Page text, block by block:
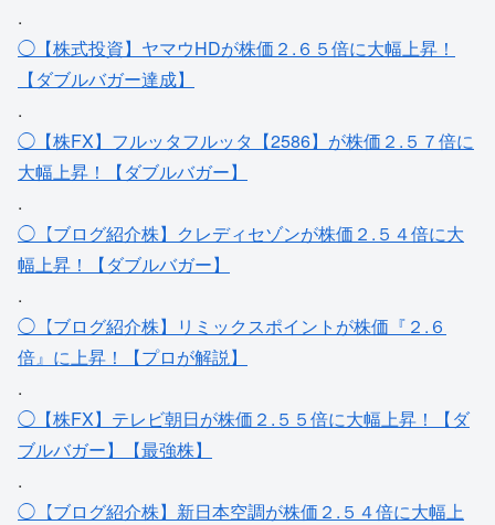
.
◯【株式投資】ヤマウHDが株価２.６５倍に大幅上昇！
【ダブルバガー達成】
.
◯【株FX】フルッタフルッタ【2586】が株価２.５７倍に
大幅上昇！【ダブルバガー】
.
◯【ブログ紹介株】クレディセゾンが株価２.５４倍に大
幅上昇！【ダブルバガー】
.
◯【ブログ紹介株】リミックスポイントが株価『２.６
倍』に上昇！【プロが解説】
.
◯【株FX】テレビ朝日が株価２.５５倍に大幅上昇！【ダ
ブルバガー】【最強株】
.
◯【ブログ紹介株】新日本空調が株価２.５４倍に大幅上